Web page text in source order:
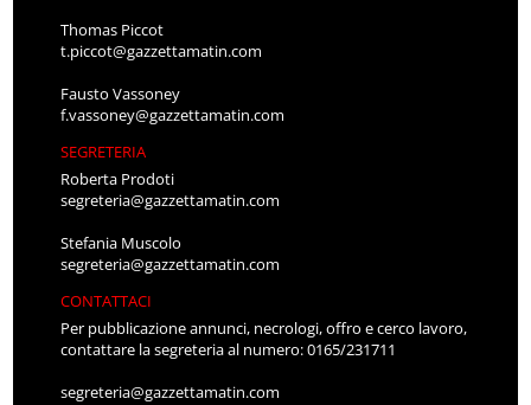
Thomas Piccot
t.piccot@gazzettamatin.com
Fausto Vassoney
f.vassoney@gazzettamatin.com
SEGRETERIA
Roberta Prodoti
segreteria@gazzettamatin.com
Stefania Muscolo
segreteria@gazzettamatin.com
CONTATTACI
Per pubblicazione annunci, necrologi, offro e cerco lavoro,
contattare la segreteria al numero: 0165/231711
segreteria@gazzettamatin.com